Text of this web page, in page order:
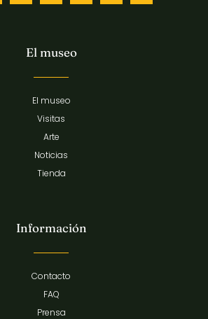
El museo
El museo
Visitas
Arte
Noticias
Tienda
Información
Contacto
FAQ
Prensa